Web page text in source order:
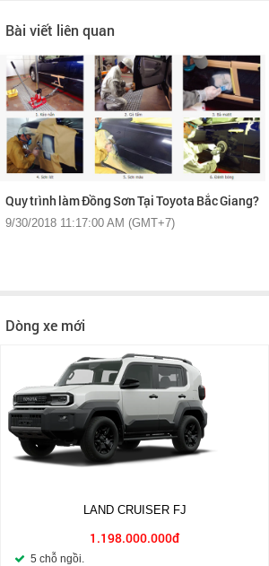
Bài viết liên quan
Quy trình làm Đồng Sơn Tại Toyota Bắc Giang?
9/30/2018 11:17:00 AM (GMT+7)
Dòng xe mới
LAND CRUISER FJ
1.198.000.000đ
5 chỗ ngồi.